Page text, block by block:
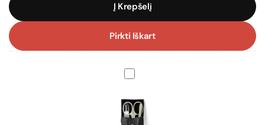
Į Krepšelį
Pirkti Iškart
3
a
l